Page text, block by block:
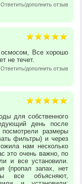
Ответить/дополнить отзыв
Все хорошо
не течет.
Ответить/дополнить отзыв
для собственного
день после
размеры
фильтры) и через
нам несколько
это очень важно, по
и все установили.
(пропал запах, нет
все объясняют,